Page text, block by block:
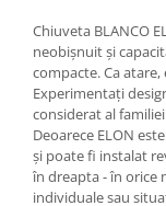
Chiuveta BLANCO
neobișnuit și
compacte. Ca
Experimentați
considerat al familiei
Deoarece ELON
și poate fi instalat
în dreapta - în orice
individuale sau